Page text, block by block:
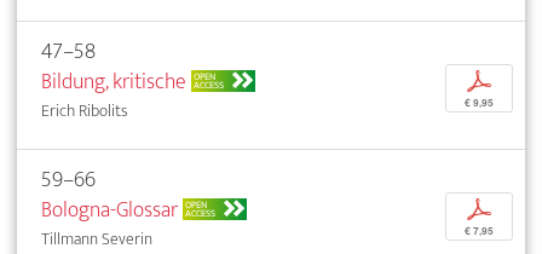
47–58
Bildung, kritische OPEN
ACCESS
Erich Ribolits
p
€ 9,95
59–66
Bologna-Glossar OPEN
ACCESS
Tillmann Severin
p
€ 7,95